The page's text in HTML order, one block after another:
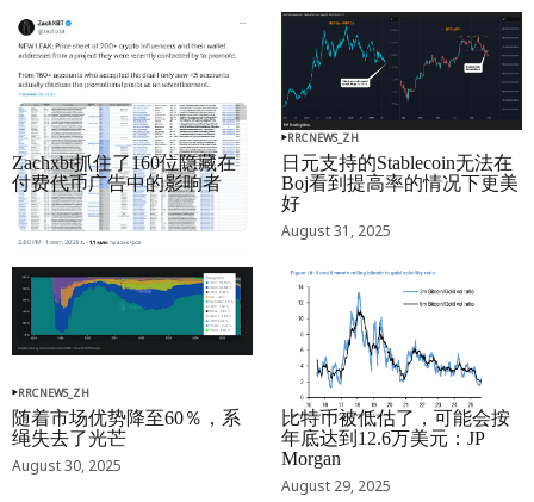
RRCNEWS_ZH
Zachxbt抓住了160位隐藏在
付费代币广告中的影响者
September 01, 2025
RRCNEWS_ZH
日元支持的Stablecoin无法在
Boj看到提高率的情况下更美
好
August 31, 2025
RRCNEWS_ZH
随着市场优势降至60％，系
绳失去了光芒
August 30, 2025
RRCNEWS_ZH
比特币被低估了，可能会按
年底达到12.6万美元：JP
Morgan
August 29, 2025